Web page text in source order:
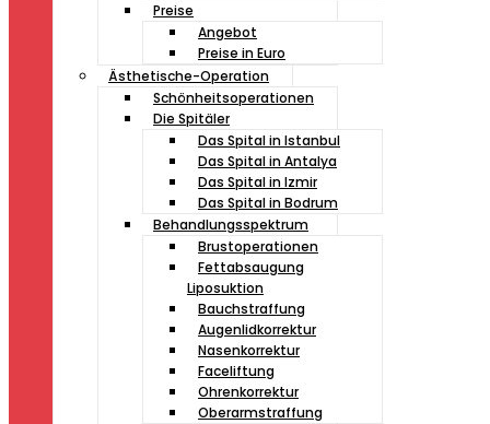
Preise
Angebot
Preise in Euro
Ästhetische-Operation
Schönheitsoperationen
Die Spitäler
Das Spital in Istanbul
Das Spital in Antalya
Das Spital in Izmir
Das Spital in Bodrum
Behandlungsspektrum
Brustoperationen
Fettabsaugung
Liposuktion
Bauchstraffung
Augenlidkorrektur
Nasenkorrektur
Faceliftung
Ohrenkorrektur
Oberarmstraffung